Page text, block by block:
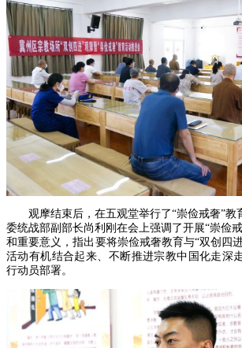
观摩结束后，在五观堂举行了“崇俭戒奢”教
委统战部副部长尚利刚在会上强调了开展“崇俭
和重要意义，指出要将崇俭戒奢教育与“双创四
活动有机结合起来、不断推进宗教中国化走深
行动员部署。